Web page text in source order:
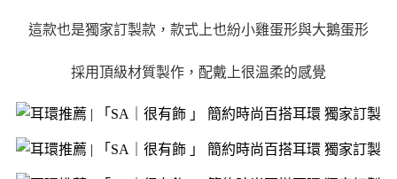
這款也是獨家訂製款，款式上也紛小雞蛋形與大鵝蛋形
採用頂級材質製作，配戴上很溫柔的感覺